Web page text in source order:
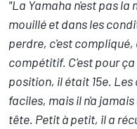
"La Yamaha n'est pas
mouillé et dans les
perdre, c'est compliqué,
compétitif. C'est pour
position, il était 15e.
faciles, mais il n'a
tête. Petit à petit, il a